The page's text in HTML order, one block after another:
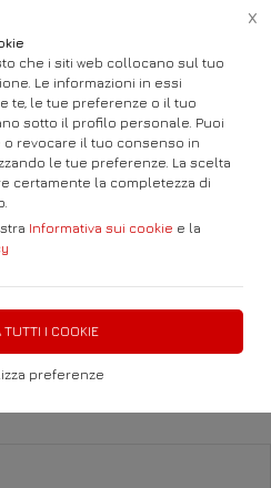
che i siti web collocano sul tuo
Le informazioni in essi
te, le tue preferenze o il tuo
sotto il profilo personale. Puoi
revocare il tuo consenso in
le tue preferenze. La scelta
certamente la completezza di
Informativa sui cookie e la
TUTTI I COOKIE
preferenze
X
BMW X1
troverete AUTO